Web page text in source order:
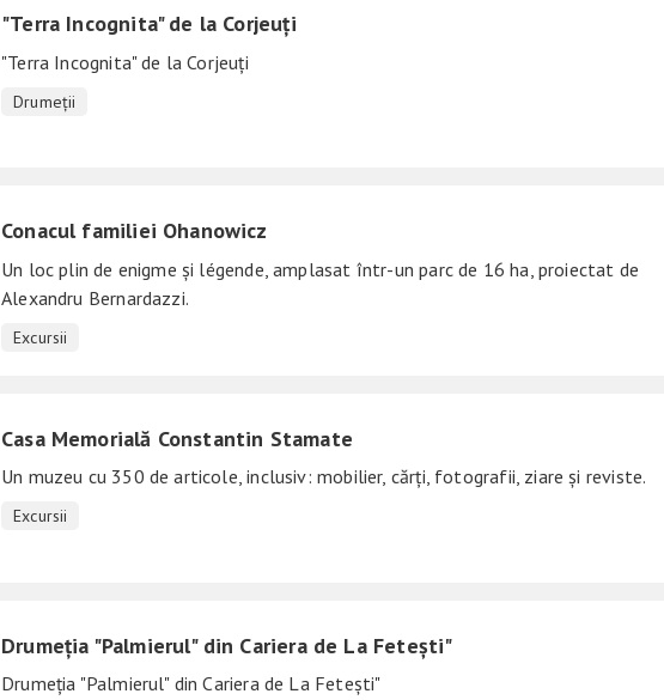
"Terra Incognita" de la Corjeuți
"Terra Incognita" de la Corjeuți
Drumeții
Conacul familiei Ohanowicz
Un loc plin de enigme și légende, amplasat într-un parc de 16 ha, proiectat de
Alexandru Bernardazzi.
Excursii
Casa Memorială Constantin Stamate
Un muzeu cu 350 de articole, inclusiv: mobilier, cărți, fotografii, ziare și reviste.
Excursii
Drumeția "Palmierul" din Cariera de La Fetești"
Drumeția "Palmierul" din Cariera de La Fetești"